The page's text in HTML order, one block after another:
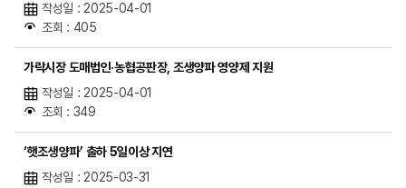
작성일 : 2025-04-01
조회 : 405
가락시장 도매법인·농협공판장, 조생양파 영양제 지원
작성일 : 2025-04-01
조회 : 349
‘햇조생양파’ 출하 5일이상 지연
작성일 : 2025-03-31